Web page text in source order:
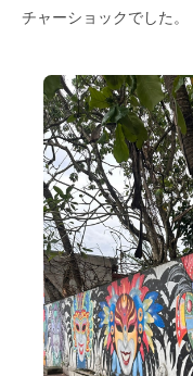
チャーショックでした。